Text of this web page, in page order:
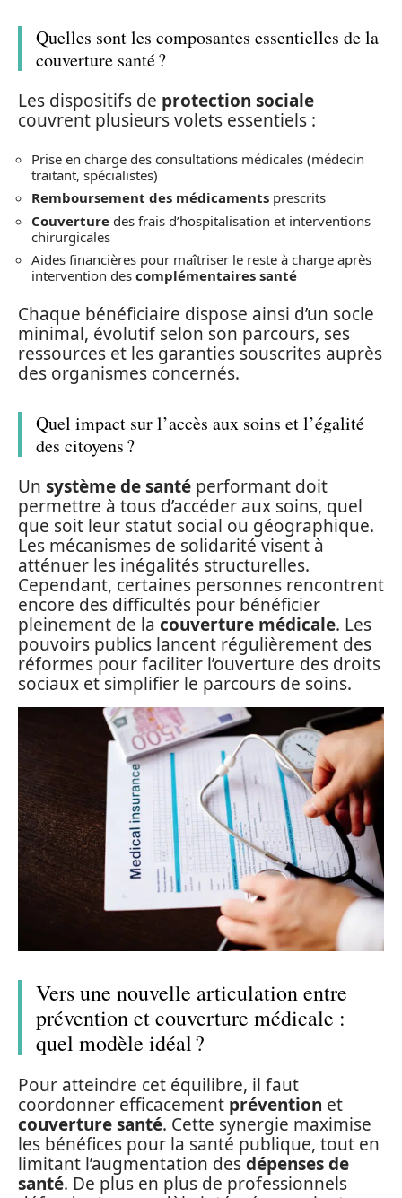
Quelles sont les composantes essentielles de la
couverture santé ?
Les dispositifs de protection sociale
couvrent plusieurs volets essentiels :
Prise en charge des consultations médicales (médecin
traitant, spécialistes)
Remboursement des médicaments prescrits
Couverture des frais d’hospitalisation et interventions
chirurgicales
Aides financières pour maîtriser le reste à charge après
intervention des complémentaires santé
Chaque bénéficiaire dispose ainsi d’un socle
minimal, évolutif selon son parcours, ses
ressources et les garanties souscrites auprès
des organismes concernés.
Quel impact sur l’accès aux soins et l’égalité
des citoyens ?
Un système de santé performant doit
permettre à tous d’accéder aux soins, quel
que soit leur statut social ou géographique.
Les mécanismes de solidarité visent à
atténuer les inégalités structurelles.
Cependant, certaines personnes rencontrent
encore des difficultés pour bénéficier
pleinement de la couverture médicale. Les
pouvoirs publics lancent régulièrement des
réformes pour faciliter l’ouverture des droits
sociaux et simplifier le parcours de soins.
Vers une nouvelle articulation entre
prévention et couverture médicale :
quel modèle idéal ?
Pour atteindre cet équilibre, il faut
coordonner efficacement prévention et
couverture santé. Cette synergie maximise
les bénéfices pour la santé publique, tout en
limitant l’augmentation desdépenses de
santé. De plus en plus de professionnels